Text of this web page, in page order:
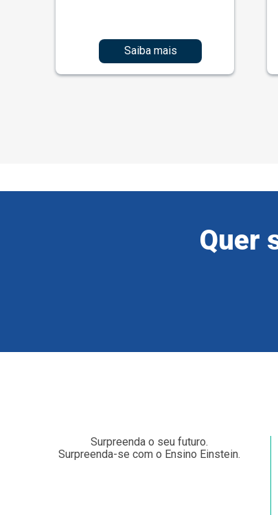
Saiba mais
Quer
Surpreenda o seu futuro.
Surpreenda-se com o Ensino Einstein.